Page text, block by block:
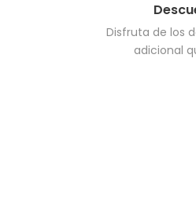
Disfruta de los
adicional